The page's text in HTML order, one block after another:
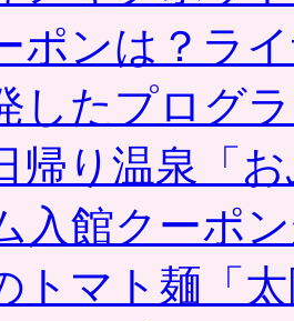
ポンは？ラ
したプログ
帰り温泉「
入館クーポ
トマト麺「